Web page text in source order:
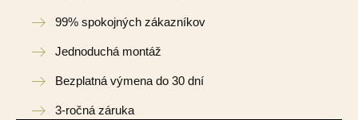
99% spokojných zákazníkov
Jednoduchá montáž
Bezplatná výmena do 30 dní
3-ročná záruka